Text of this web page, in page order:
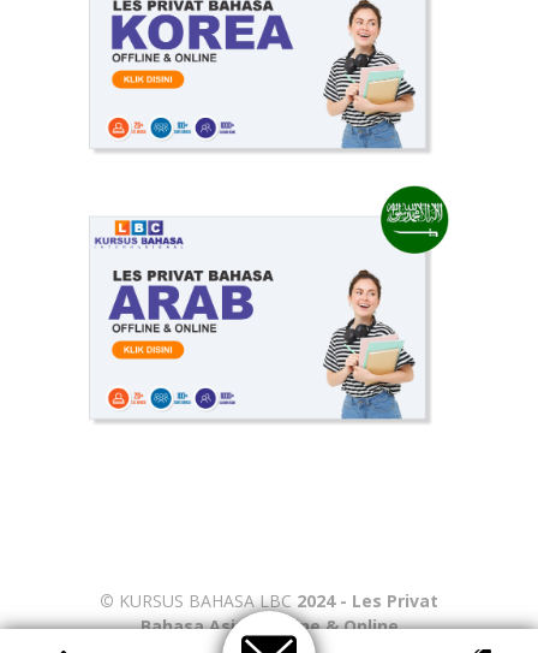
© KURSUS BAHASA LBC 2024 - Les Privat
Bahasa Asing Offline & Online